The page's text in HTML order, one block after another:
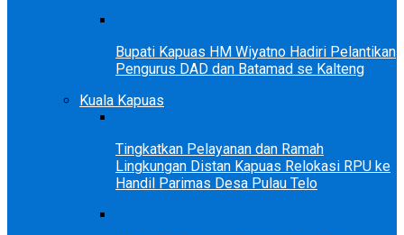
Bupati Kapuas HM Wiyatno Hadiri Pelantikan
Pengurus DAD dan Batamad se Kalteng
Kuala Kapuas
Tingkatkan Pelayanan dan Ramah
Lingkungan Distan Kapuas Relokasi RPU ke
Handil Parimas Desa Pulau Telo